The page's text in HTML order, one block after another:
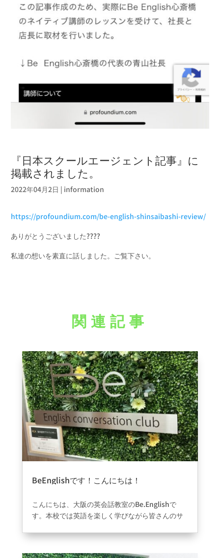
『日本スクールエージェント記事』に
掲載されました。
2022年04月2日 | information
https://profoundium.com/be-english-shinsaibashi-review/
ありがとうございました????
私達の想いを素直に話しました。ご覧下さい。
関連記事
BeEnglishです！こんにちは！
こんにちは、大阪の英会話教室のBe.Englishで
す。本校では英語を楽しく学びながら皆さんのサ
英語を関わることが増えてきてると思いますの